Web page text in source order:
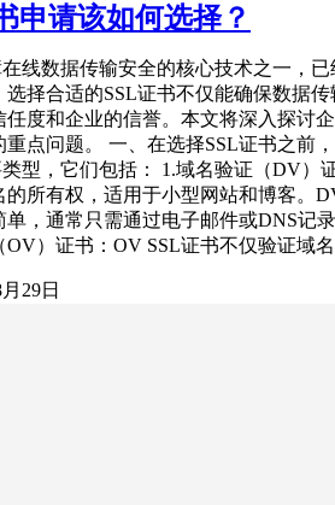
申请该如何选择？
线数据传输安全的核心技术之一，
选择合适的SSL证书不仅能确保数据
度和企业的信誉。本文将深入探讨
重点问题。 一、在选择SSL证书之前
型，它们包括： 1.域名验证（DV）
的所有权，适用于小型网站和博客。
单，通常只需通过电子邮件或DNS记
OV）证书：OV SSL证书不仅验证域
29日